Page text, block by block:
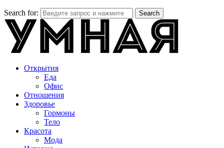
Search for: Search
Открытия
Еда
Офис
Отношения
Здоровье
Гормоны
Тело
Красота
Мода